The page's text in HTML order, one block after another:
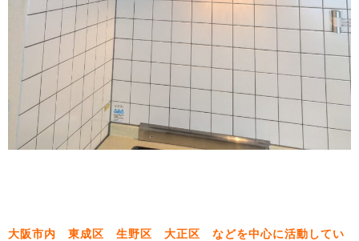
大阪市内 東成区 生野区 大正区 などを中心に活動してい